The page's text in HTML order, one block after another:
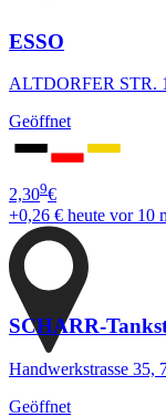
ESSO
ALTDORFER STR.
Geöffnet
2,309€
+0,26 € heute vor 10
SCHARR-
Handwerkstrasse 35,
Geöffnet